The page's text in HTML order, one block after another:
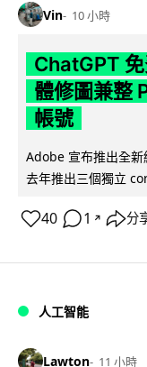
Vin 10 小時
ChatGPT
體修圖兼整
帳號
Adobe 宣布推出全
去年推出三個獨立
40 1 ↗ 分
人工智能
Lawton 11 小時